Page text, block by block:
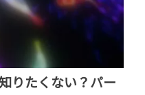
りたくない？パー